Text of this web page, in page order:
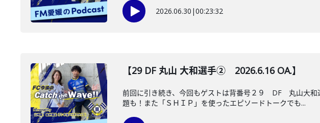
2026.06.30 |00:23:32
【29 DF 丸山 大和選手② 2026.6.16 OA.】
前回に引き続き、今回もゲストは背番号２９ DF 丸山大和
題も！また「ＳＨＩＰ」を使ったエピソードトークでも...